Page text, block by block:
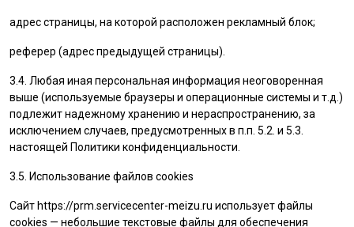
адрес страницы, на которой расположен рекламный блок;
реферер (адрес предыдущей страницы).
3.4. Любая иная персональная информация неоговоренная
выше (используемые браузеры и операционные системы и т.д.)
подлежит надежному хранению и нераспространению, за
исключением случаев, предусмотренных в п.п. 5.2. и 5.3.
настоящей Политики конфиденциальности.
3.5. Использование файлов cookies
Сайт https://prm.servicecenter-meizu.ru использует файлы
cookies — небольшие текстовые файлы для обеспечения